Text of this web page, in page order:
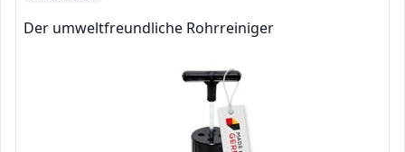
Der umweltfreundliche Rohrreiniger